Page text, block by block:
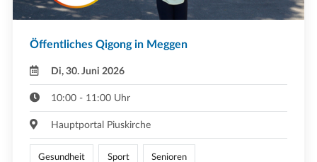
Öffentliches Qigong in Meggen
Di, 30. Juni 2026
10:00 - 11:00 Uhr
Hauptportal Piuskirche
Gesundheit Sport Senioren